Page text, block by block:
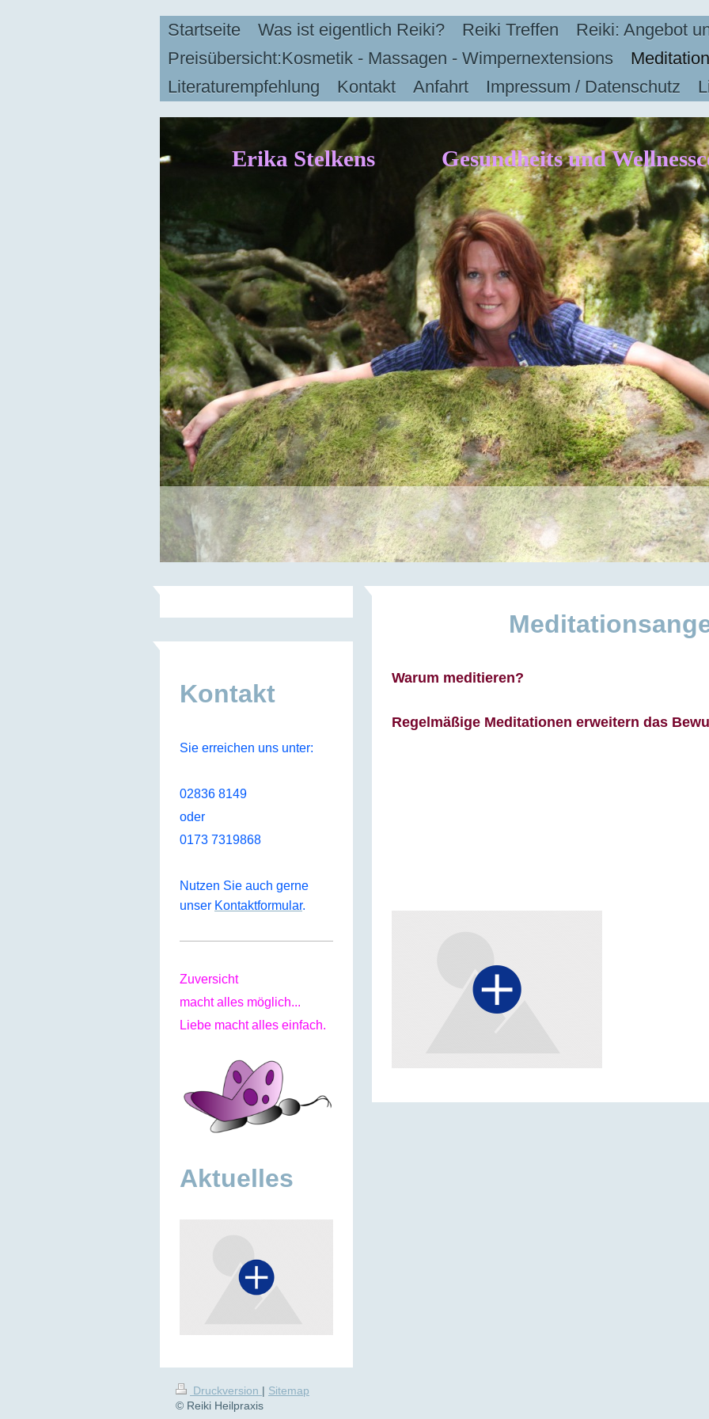
Startseite Was ist eigentlich Reiki? Reiki Treffen
Reiki: Angebot
Preisübersicht:Kosmetik - Massagen - Wimpernextensions
Meditation
Literaturempfehlung
Kontakt Anfahrt Impressum / Datenschutz
Erika Stelkens Gesundheits und
Warum meditieren?
Regelmäßige Meditationen erweitern das
Kontakt
Sie erreichen uns unter:
02836 8149
oder
0173 7319868
Nutzen Sie auch gerne
unser Kontaktformular.
Zuversicht
macht alles möglich...
Liebe macht alles einfach.
Aktuelles
Druckversion | Sitemap
© Reiki Heilpraxis